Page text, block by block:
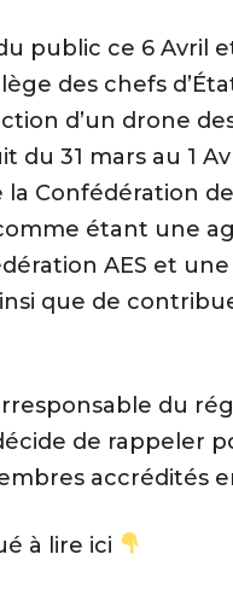
public ce 6 Avril
des chefs
d’un drone
du 31 mars au 1
Confédération de
étant une
AES et
que de
du
décide de rappeler
accrédités
à lire ici